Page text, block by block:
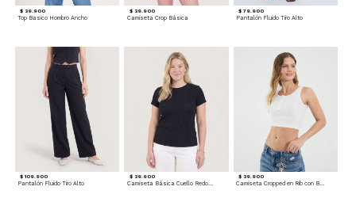
$ 39.900
Top Basico Hombro Ancho
$ 39.900
Camiseta Crop Básica
$ 79.900
Pantalón Fluido Tiro Alto
$ 109.900
Pantalón Fluido Tiro Alto
$ 39.900
Camiseta Básica Cuello Redondo
$ 39.900
Camiseta Cropped en Rib con Botones